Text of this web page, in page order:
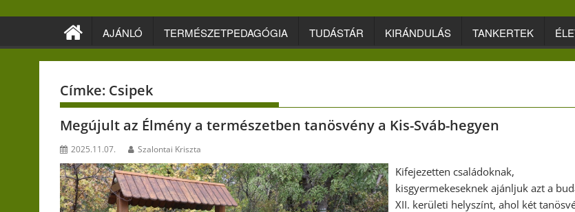
AJÁNLÓ TERMÉSZETPEDAGÓGIA TUDÁSTÁR KIRÁNDULÁS TANKERTEK
Címke: Csipek
Megújult az Élmény a természetben tanösvény a Kis-Sváb-hegyen
2025.11.07. Szalontai Kriszta
Kifejezetten családoknak,
kisgyermekeseknek ajánljuk azt a
XII. kerületi helyszínt, ahol két